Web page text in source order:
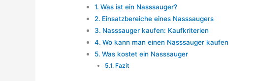
Was ist ein Nasssauger?
Einsatzbereiche eines Nasssaugers
Nasssauger kaufen: Kaufkriterien
Wo kann man einen Nasssauger kaufen
Was kostet ein Nasssauger
Fazit